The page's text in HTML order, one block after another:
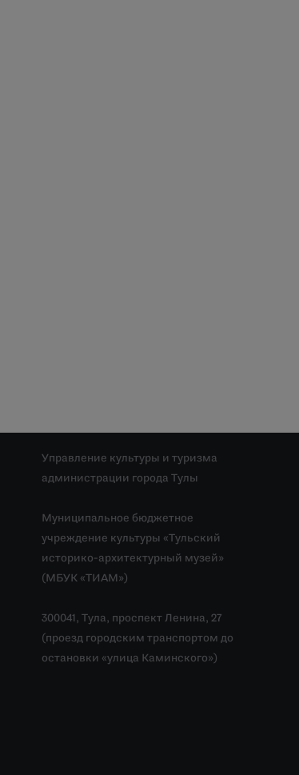
Управление культуры и туризма
администрации города Тулы
Муниципальное бюджетное
учреждение культуры «Тульский
историко-архитектурный музей»
(МБУК «ТИАМ»)
300041, Тула, проспект Ленина, 27
(проезд городским транспортом до
остановки «улица Каминского»)